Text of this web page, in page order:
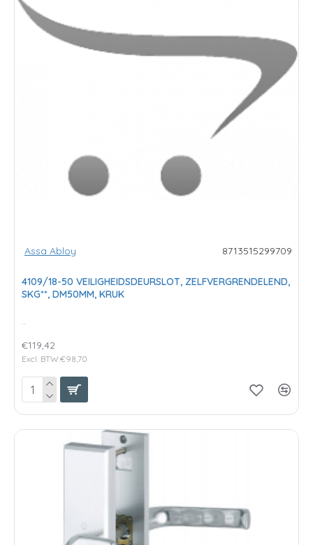
Assa Abloy 8713515299709
4109/18-50 VEILIGHEIDSDEURSLOT, ZELFVERGRENDELEND,
SKG**, DM50MM, KRUK
€119,42
Excl. BTW:€98,70